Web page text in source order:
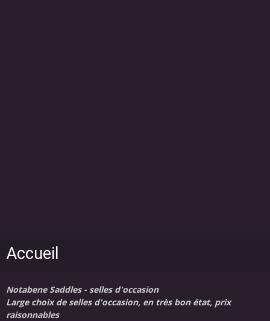
Accueil
Notabene Saddles - selles d'occasion
Large choix de selles d'occasion, en très bon état, prix
raisonnables